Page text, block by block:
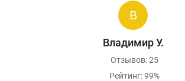
Владимир У.
Отзывов: 25
Рейтинг: 99%